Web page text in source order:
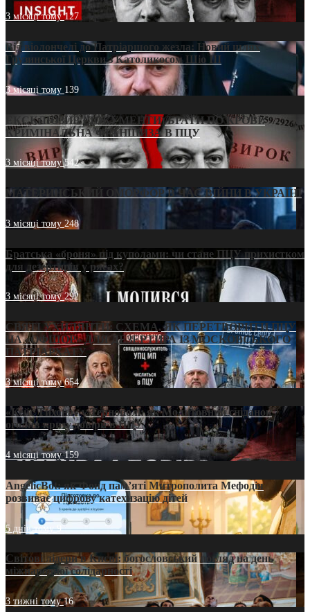
3 місяці тому127
Від віолончелі до Патріаршого жезла: Новий шлях
Грузинської Церкви з Католикосом Шіо III
3 місяці тому 139
ЕКСКЛЮЗИВ (ДОКУМЕНТИ)/БРАТИ ПО КРОВІ:
КРИМІНАЛЬНА ФРАНШИЗА В ПЦУ
3 місяці тому542
МАТЕРИНСЬКИЙ ОМОРФОР В ЧАС ВІЙНИ В УКРАЇНІ
3 місяці тому248
Братська «броня» під куполами: чи стане ПЦУ прихистком
для дезертирів у рясах?
3 місяці тому292
СВЯТІ УХИЛЯНТИ: СХЕМА, ЯК ПЕРЕТВОРИТИ ПЦУ
НА «ОФШОР» ДЛЯ ДЕЗЕРТИРА ІЗ МОСКОВСЬКОГО
ПАТРІАРХАТУ
3 місяці тому654
«Кейс Тихона» у Тернополі: як Молитовний сніданок
оголив кризу довіри в ПЦУ
4 місяці тому159
AngelicBot: як Фонд пам’яті Митрополита Мефодія
розвиває цифрову катехизацію дітей
5 днів тому9
Світові лідери в Києві: богословський погляд на день
міжнародної солідарності
3 тижні тому16